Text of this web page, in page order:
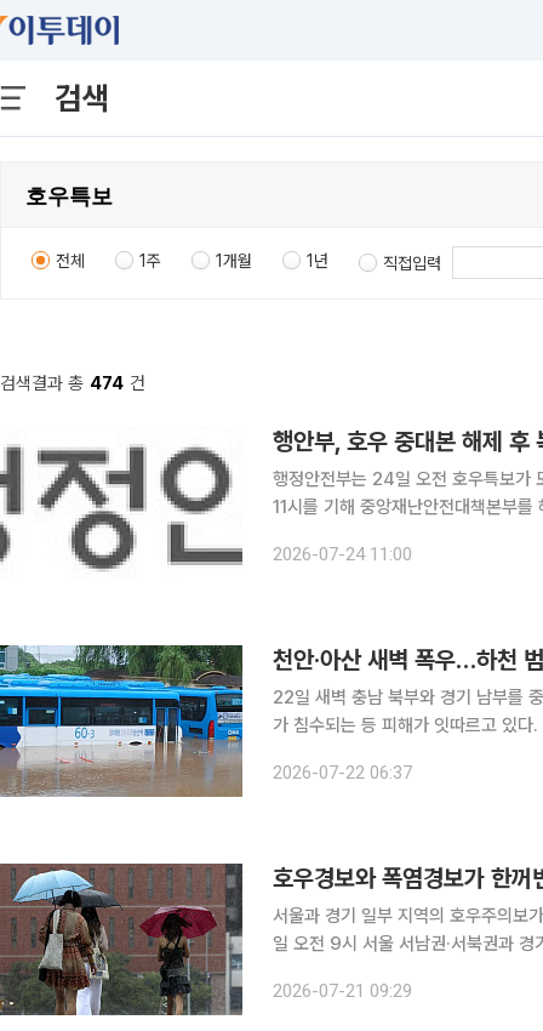
검색
전체 1주 1개월 1년 직접입력
검색결과 총 474 건
행안부, 호우 중대본 해제
행정안전부는 24일 오전 호우특보가
11시를 기해 중앙재난안전대책본부를 해제한다고 밝혔다. 행안
다. 복구대책지원본부는 행안부 재
2026-07-24 11:00
천안·아산 새벽 폭우…하천
22일 새벽 충남 북부와 경기 남부를
가 침수되는 등 피해가 잇따르고 있
효됐다. 경기 남부와 충남 북부에는
2026-07-22 06:37
호우경보와 폭염경보가 한
서울과 경기 일부 지역의 호우주의보가 해
일 오전 9시 서울 서남권·서북권과 경
김포·연천·포천·파주, 강원 철원, 서해
2026-07-21 09:29